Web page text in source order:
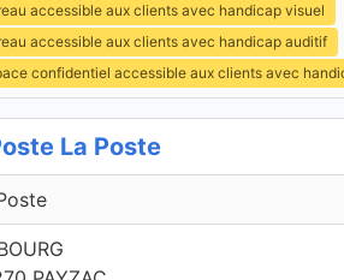
accessible aux clients avec handicap visuel
accessible aux clients avec handicap auditif
confidentiel accessible aux clients avec
La Poste